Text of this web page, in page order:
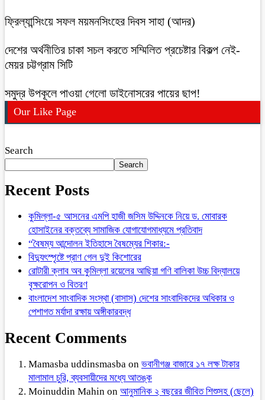
ফ্রিল্যান্সিংয়ে সফল ময়মনসিংহের দিবস সাহা (আদর)
দেশের অর্থনীতির চাকা সচল করতে সম্মিলিত প্রচেষ্টার বিকল্প নেই-
মেয়র চট্টগ্রাম সিটি
সমুদ্র উপকূলে পাওয়া গেলো ডাইনোসরের পায়ের ছাপ!
Our Like Page
Search
Search
Recent Posts
কুমিল্লা-৫ আসনের এমপি হাজী জসিম উদ্দিনকে নিয়ে ড. মোবারক
হোসাইনের বক্তব্যে সামাজিক যোগাযোগমাধ্যমে প্রতিবাদ
“বৈষম্য আন্দোলন ইতিহাসে বৈষম্যের শিকার:-
বিদ্যুৎস্পৃষ্টে প্রাণ গেল দুই কিশোরের
রোটারী ক্লাব অব কুমিল্লা রয়েলের আছিয়া গণি বালিকা উচ্চ বিদ্যালয়ে
বৃক্ষরোপন ও বিতরণ
বাংলাদেশ সাংবাদিক সংস্থা (বাসাস) দেশের সাংবাদিকদের অধিকার ও
পেশাগত মর্যাদা রক্ষায় অঙ্গীকারবদ্ধ
Recent Comments
Mamasba uddinsmasba on ভবানীগঞ্জ বাজারে ১৭ লক্ষ টাকার
মালামাল চুরি, ব্যবসায়ীদের মধ্যে আতঙ্ক
Moinuddin Mahin on আনুমানিক ২ বছরের জীবিত শিশুসহ (ছেলে)